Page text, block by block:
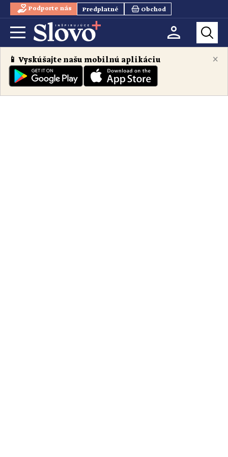
Podporte nás Predplatné Obchod
×
📱 Vyskúšajte našu mobilnú aplikáciu